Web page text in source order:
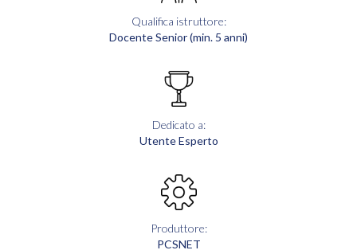
Qualifica istruttore:
Docente Senior (min. 5 anni)
Dedicato a:
Utente Esperto
Produttore:
PCSNET